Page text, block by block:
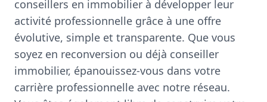
conseillers en immobilier à développer leur
activité professionnelle grâce à une offre
évolutive, simple et transparente. Que vous
soyez en reconversion ou déjà conseiller
immobilier, épanouissez-vous dans votre
carrière professionnelle avec notre réseau.